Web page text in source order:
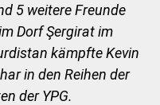
5 weitere Freunde
Dorf Şergirat im
kämpfte Kevin
in den Reihen der
der YPG.